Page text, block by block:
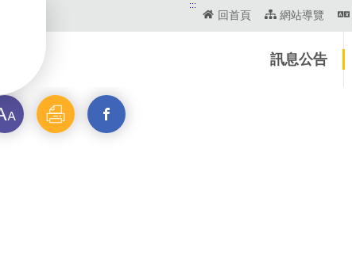
:::
回首頁 網站導覽
訊息公告
列 分